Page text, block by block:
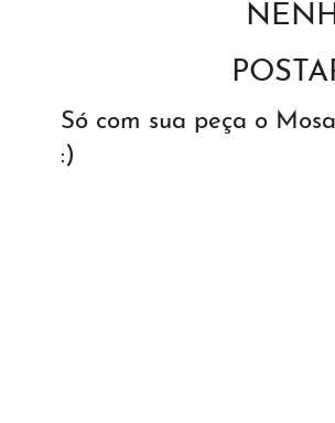
Só com sua peça o
:)